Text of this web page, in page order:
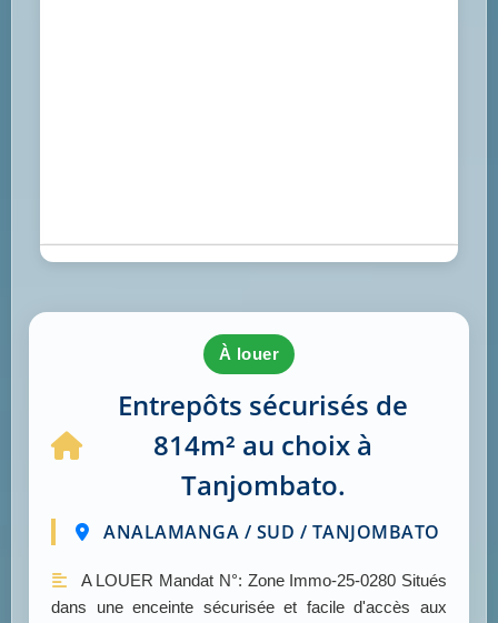
à louer
Entrepôts sécurisés de
814m² au choix à
Tanjombato.
ANALAMANGA / SUD / TANJOMBATO
A LOUER Mandat N°: Zone Immo-25-0280 Situés
dans une enceinte sécurisée et facile d'accès aux